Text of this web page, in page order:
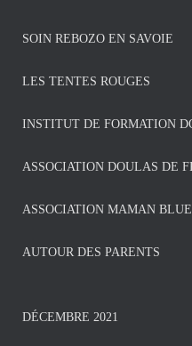
SOIN REBOZO EN SAVOIE
LES TENTES ROUGES
INSTITUT DE FORMATION
ASSOCIATION DOULAS DE
ASSOCIATION MAMAN
AUTOUR DES PARENTS
DÉCEMBRE 2021